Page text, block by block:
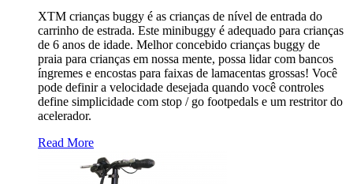
XTM crianças buggy é as crianças de nível de entrada do
carrinho de estrada. Este minibuggy é adequado para crianças
de 6 anos de idade. Melhor concebido crianças buggy de
praia para crianças em nossa mente, possa lidar com bancos
íngremes e encostas para faixas de lamacentas grossas! Você
pode definir a velocidade desejada quando você controles
define simplicidade com stop / go footpedals e um restritor do
acelerador.
Read More